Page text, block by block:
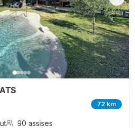
72 km
90 assises